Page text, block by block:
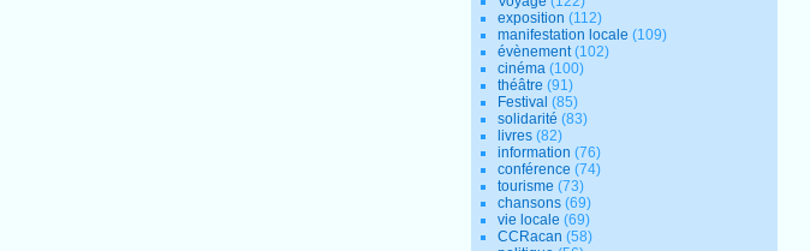
exposition (112)
manifestation locale (109)
évènement(102)
cinéma (100)
théâtre (91)
Festival (85)
solidarité (83)
livres (82)
information (76)
conférence (74)
tourisme (73)
chansons (69)
vie locale (69)
CCRacan (58)